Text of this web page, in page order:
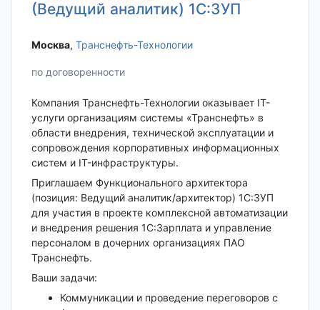
(Ведущий аналитик) 1C:ЗУП
Москва‎, Транснефть-Технологии
по договоренности
Компания Транснефть-Технологии оказывает IT-
услуги организациям системы «Транснефть» в
области внедрения, технической эксплуатации и
сопровождения корпоративных информационных
систем и IT-инфраструктуры.
Приглашаем Функционального архитектора
(позиция: Ведущий аналитик/архитектор) 1C:ЗУП
для участия в проекте комплексной автоматизации
и внедрения решения 1С:Зарплата и управление
персоналом в дочерних организациях ПАО
Транснефть.
Ваши задачи:
Коммуникации и проведение переговоров с